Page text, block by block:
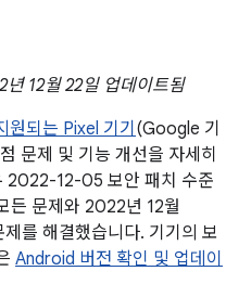
12월 22일 업데이트됨
원되는 Pixel 기기 (Google 기
문제 및 기능 개선을 자세히
2022-12-05 보안 패치 수준
든 문제와 2022년 12월
를 해결했습니다. 기기의 보
Android 버전 확인 및 업데이